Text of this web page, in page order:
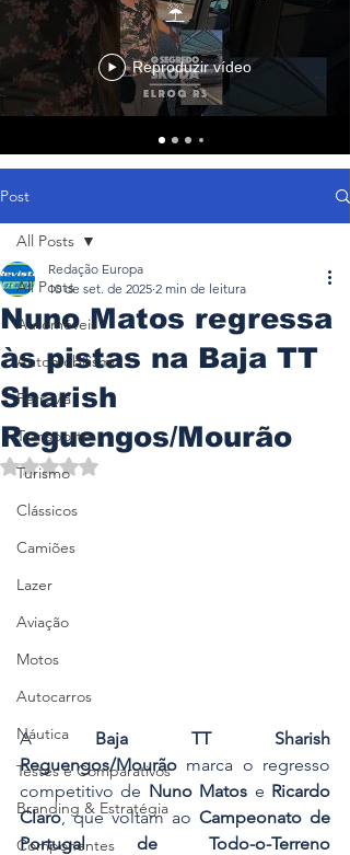
☔
Reproduzir vídeo
Post
All Posts
Automóveis
Automobilismo
Ferrovia
Transporte
Turismo
Clássicos
Camiões
Lazer
Aviação
Motos
Autocarros
Náutica
Testes e Comparativos
Branding & Estratégia
Componentes
All Posts
Nuno Matos regressa
às pistas na Baja TT
Sharish
Reguengos/Mourão
Redação Europa
10 de set. de 2025 2 min de leitura
Avaliado com NaN de 5 estrelas.
A Baja TT Sharish
Reguengos/Mourão marca o regresso
competitivo de Nuno Matos e Ricardo
Claro, que voltam ao Campeonato de
Portugal de Todo-o-Terreno